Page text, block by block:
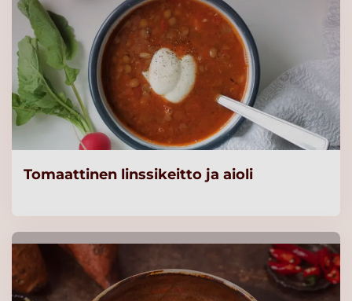
Tomaattinen linssikeitto ja aioli